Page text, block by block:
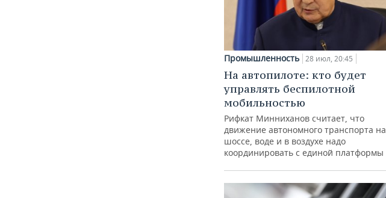
Промышленность 28 июл, 20:45
На автопилоте: кто будет
управлять беспилотной
мобильностью
Рифкат Минниханов считает, что
движение автономного транспорта на
шоссе, воде и в воздухе надо
координировать с единой платформы